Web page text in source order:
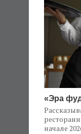
«Эра
начале